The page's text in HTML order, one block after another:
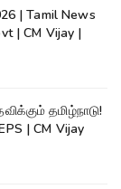
| Tamil News
| CM Vijay |
தமிழ்நாடு!
| CM Vijay